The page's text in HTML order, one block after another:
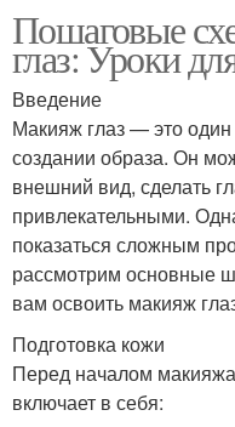
Пошаговые
глаз: Уроки
Введение
Макияж глаз — это
создании образа. Он
внешний вид, сделать
привлекательными.
показаться сложным
рассмотрим основные
вам освоить макияж
Подготовка кожи
Перед началом
включает в себя: